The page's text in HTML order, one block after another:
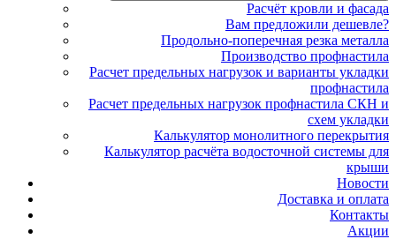
Расчёт кровли и фасада
Вам предложили дешевле?
Продольно-поперечная резка металла
Производство профнастила
Расчет предельных нагрузок и варианты укладки
профнастила
Расчет предельных нагрузок профнастила СКН и
схем укладки
Калькулятор монолитного перекрытия
Калькулятор расчёта водосточной системы для
крыши
Новости
Доставка и оплата
Контакты
Акции